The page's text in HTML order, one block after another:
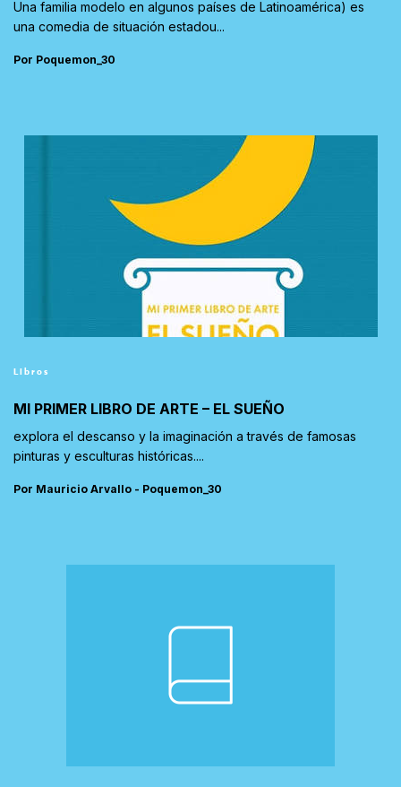
Una familia modelo en algunos países de Latinoamérica) es
una comedia de situación estadou...
Por Poquemon_30
Libros
MI PRIMER LIBRO DE ARTE – EL SUEÑO
explora el descanso y la imaginación a través de famosas
pinturas y esculturas históricas....
Por Mauricio Arvallo - Poquemon_30